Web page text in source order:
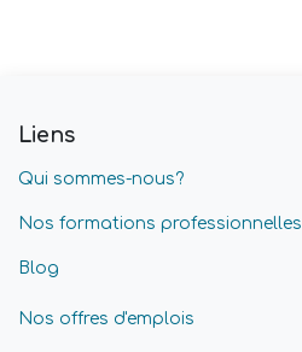
Liens
Qui sommes-nous?
Nos formations professionnelles
Blog
Nos offres d'emplois